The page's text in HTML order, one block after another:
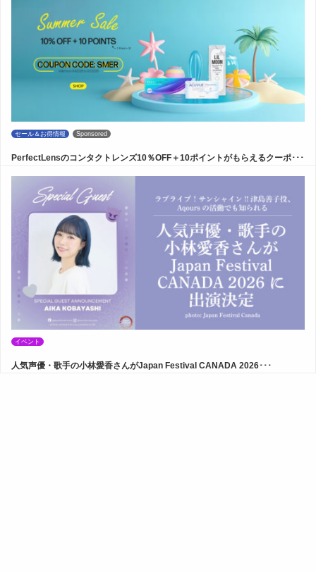
セール＆お得情報 Sponsored
PerfectLensのコンタクトレンズ10％OFF＋10ポイントがもらえるクーポ･･･
イベント
人気声優・歌手の小林愛香さんがJapan Festival CANADA 2026･･･